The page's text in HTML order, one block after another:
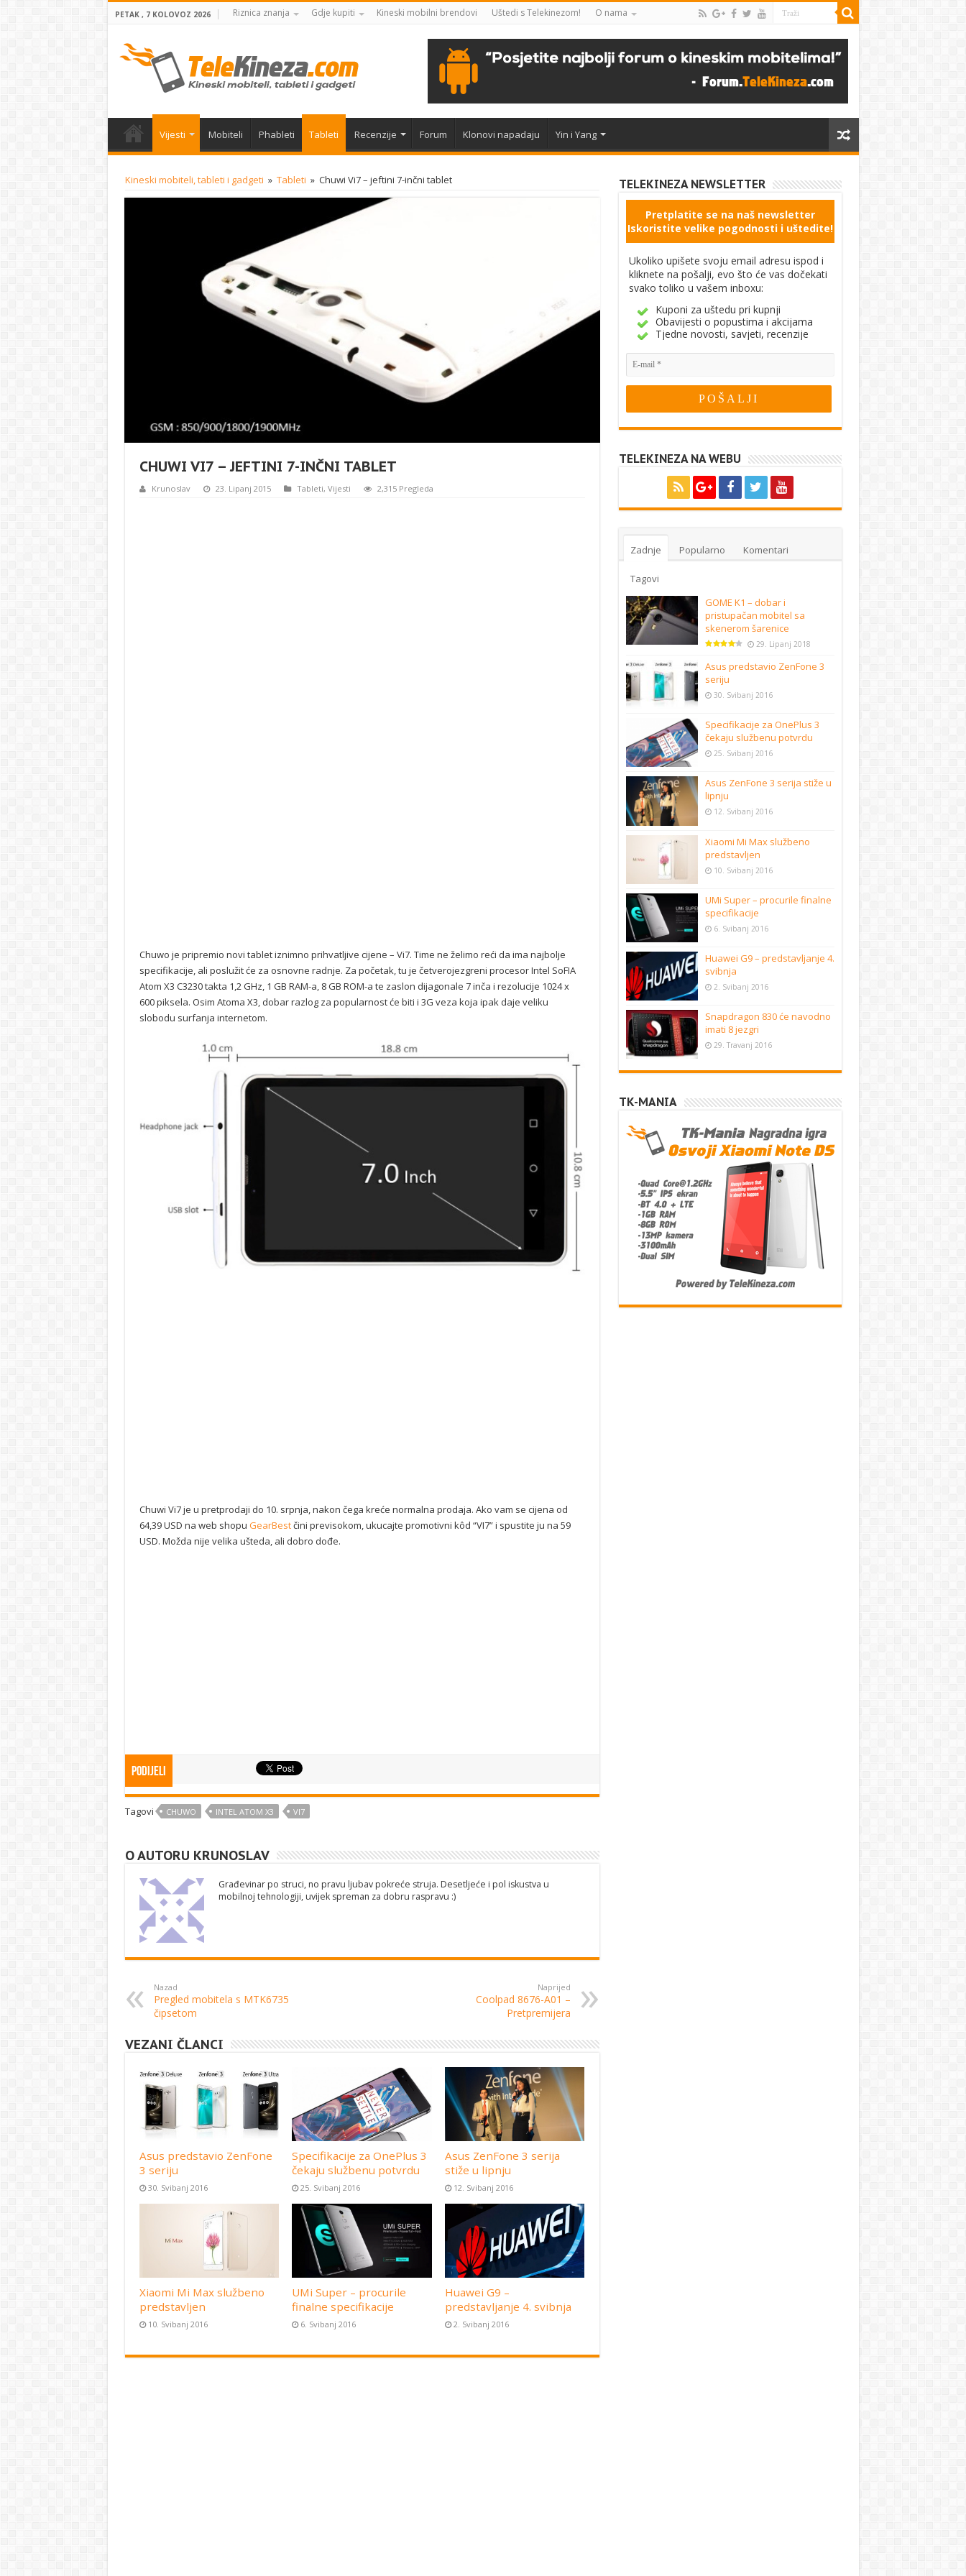
PETAK , 7 KOLOVOZ 2026 Riznica znanja Gdje kupiti Kineski mobilni brendovi Uštedi s Telekinezom! O nama
Vijesti Mobiteli Phableti Tableti Recenzije Forum Klonovi napadaju Yin i Yang
Kineski mobiteli, tableti i gadgeti » Tableti » Chuwi Vi7 – jeftini 7-inčni tablet
CHUWI VI7 – JEFTINI 7-INČNI TABLET
Krunoslav 23. Lipanj 2015 Tableti, Vijesti 2,315 Pregleda
Chuwo je pripremio novi tablet iznimno prihvatljive cijene – Vi7. Time ne želimo reći da ima najbolje
specifikacije, ali poslužit će za osnovne radnje. Za početak, tu je četverojezgreni procesor Intel SoFIA
Atom X3 C3230 takta 1,2 GHz, 1 GB RAM-a, 8 GB ROM-a te zaslon dijagonale 7 inča i rezolucije 1024 x
600 piksela. Osim Atoma X3, dobar razlog za popularnost će biti i 3G veza koja ipak daje veliku
slobodu surfanja internetom.
Chuwi Vi7 je u pretprodaji do 10. srpnja, nakon čega kreće normalna prodaja. Ako vam se cijena od
64,39 USD na web shopu GearBestčini previsokom, ukucajte promotivni kôd “VI7” i spustite ju na 59
USD. Možda nije velika ušteda, ali dobro dođe.
Podijeli
Tagovi CHUWO INTEL ATOM X3 VI7
O AUTORU KRUNOSLAV
Građevinar po struci, no pravu ljubav pokreće struja. Desetljeće i pol iskustva u
mobilnoj tehnologiji, uvijek spreman za dobru raspravu :)
Nazad
Pregled mobitela s MTK6735
čipsetom
Naprijed
Coolpad 8676-A01 –
Pretpremijera
VEZANI ČLANCI
Asus predstavio ZenFone
3 seriju
30. Svibanj 2016
Specifikacije za OnePlus 3
čekaju službenu potvrdu
25. Svibanj 2016
Asus ZenFone 3 serija
stiže u lipnju
12. Svibanj 2016
Xiaomi Mi Max službeno
predstavljen
10. Svibanj 2016
UMi Super – procurile
finalne specifikacije
6. Svibanj 2016
Huawei G9 –
predstavljanje 4. svibnja
2. Svibanj 2016
TELEKINEZA NEWSLETTER
Pretplatite se na naš newsletter
Iskoristite velike pogodnosti i uštedite!
Ukoliko upišete svoju email adresu ispod i
kliknete na pošalji, evo što će vas dočekati
svako toliko u vašem inboxu:
Kuponi za uštedu pri kupnji
Obavijesti o popustima i akcijama
Tjedne novosti, savjeti, recenzije
TELEKINEZA NA WEBU
Zadnje Popularno Komentari
Tagovi
GOME K1 – dobar i
pristupačan mobitel sa
skenerom šarenice
29. Lipanj 2018
Asus predstavio ZenFone 3
seriju
30. Svibanj 2016
Specifikacije za OnePlus 3
čekaju službenu potvrdu
25. Svibanj 2016
Asus ZenFone 3 serija stiže u
lipnju
12. Svibanj 2016
Xiaomi Mi Max službeno
predstavljen
10. Svibanj 2016
UMi Super – procurile finalne
specifikacije
6. Svibanj 2016
Huawei G9 – predstavljanje 4.
svibnja
2. Svibanj 2016
Snapdragon 830 će navodno
imati 8 jezgri
29. Travanj 2016
TK-MANIA